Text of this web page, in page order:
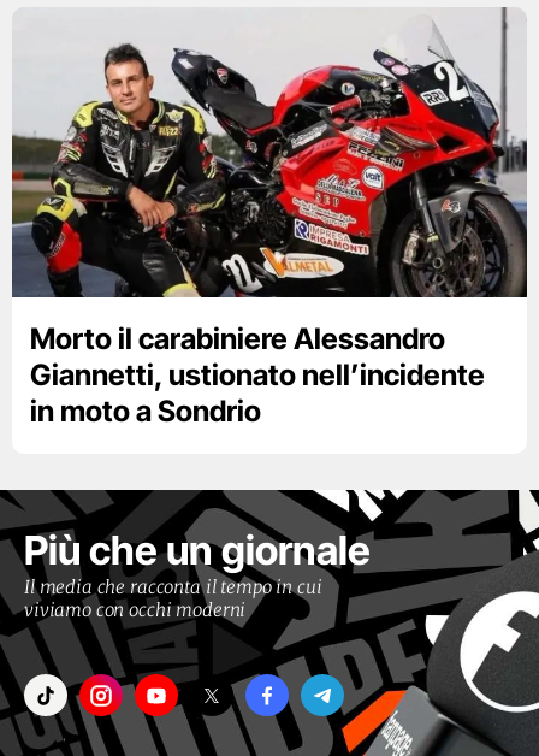
Morto il carabiniere Alessandro
Giannetti, ustionato nell’incidente
in moto a Sondrio
Più che un giornale
Il media che racconta il tempo in cui
viviamo con occhi moderni